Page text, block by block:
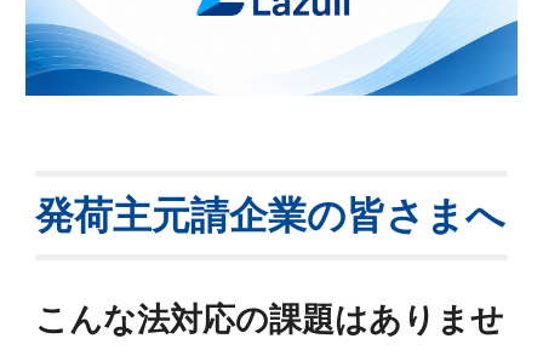
発荷主元請企業の皆さまへ
こんな法対応の課題はありませ